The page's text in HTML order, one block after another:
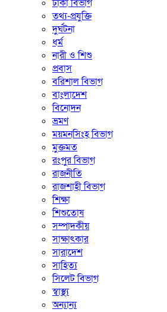
ঢাকা বিভাগ
তথ্য-প্রযুক্তি
দুর্ঘটনা
ধর্ম
নারী ও শিশু
প্রবাস
বরিশাল বিভাগ
বাংলাদেশ
বিনোদন
ভ্রমণ
ময়মনসিংহ বিভাগ
মুক্তমত
রংপুর বিভাগ
রাজনীতি
রাজশাহী বিভাগ
শিক্ষা
শিশুতোষ
সম্পাদকীয়
সাক্ষাৎকার
সারাদেশ
সাহিত্য
সিলেট বিভাগ
স্বাস্থ্য
অন্যান্য